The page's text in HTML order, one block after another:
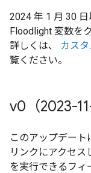
2024 年 1 月 30
Floodlight 変数を
詳しくは、
カス
覧ください。
v0（2023-
このアップデート
リンクにアクセス
を実行できるフィ